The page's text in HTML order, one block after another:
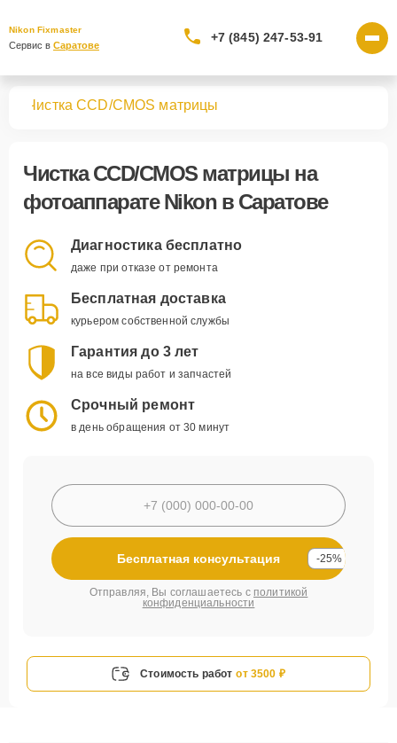
Nikon Fixmaster
Сервис в Саратове
+7 (845) 247-53-91
Чистка CCD/CMOS матрицы
Чистка CCD/CMOS матрицы на
фотоаппарате Nikon в Саратове
Диагностика бесплатно
даже при отказе от ремонта
Бесплатная доставка
курьером собственной службы
Гарантия до 3 лет
на все виды работ и запчастей
Срочный ремонт
в день обращения от 30 минут
Бесплатная консультация -25%
Отправляя, Вы соглашаетесь с политикой
конфиденциальности
Стоимость работ от 3500 ₽